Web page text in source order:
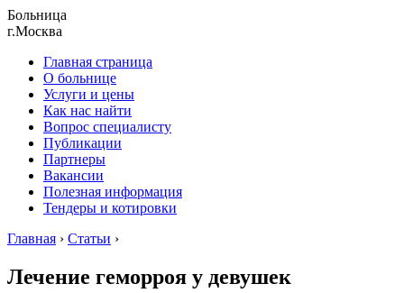
Больница
г.Москва
Главная страница
О больнице
Услуги и цены
Как нас найти
Вопрос специалисту
Публикации
Партнеры
Вакансии
Полезная информация
Тендеры и котировки
Главная › Статьи ›
Лечение геморроя у девушек